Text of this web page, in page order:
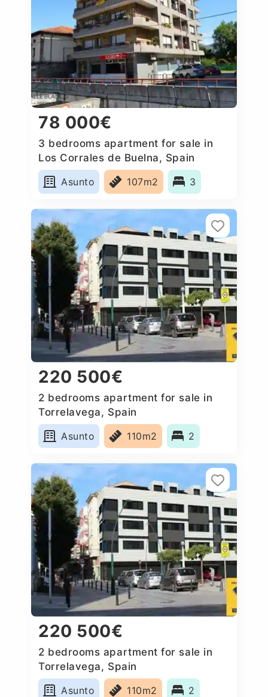
78 000€
3 bedrooms apartment for sale in
Los Corrales de Buelna, Spain
Asunto
107m2 3
220 500€
2 bedrooms apartment for sale in
Torrelavega, Spain
Asunto
110m2 2
220 500€
2 bedrooms apartment for sale in
Torrelavega, Spain
Asunto
110m2 2